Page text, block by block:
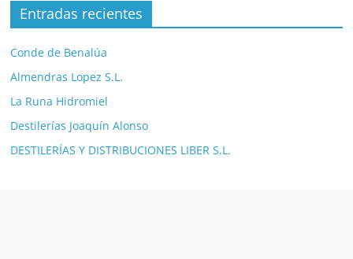
Entradas recientes
Conde de Benalúa
Almendras Lopez S.L.
La Runa Hidromiel
Destilerías Joaquín Alonso
DESTILERÍAS Y DISTRIBUCIONES LIBER S.L.